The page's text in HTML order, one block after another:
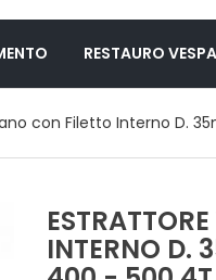
RESTAURO VESPA
con Filetto Interno D.
INTERNO D.